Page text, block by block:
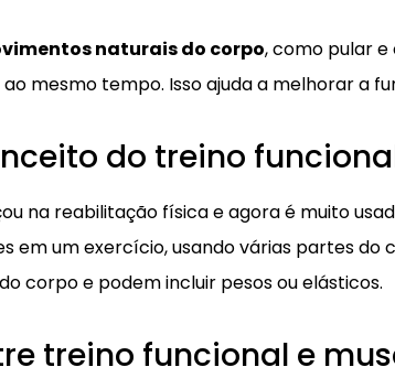
naturais do corpo, como pular
mesmo tempo. Isso ajuda a melhorar a
do treino
na reabilitação física e agora é muito
em um exercício, usando várias partes do
corpo e podem incluir pesos ou elásticos.
treino funcional e